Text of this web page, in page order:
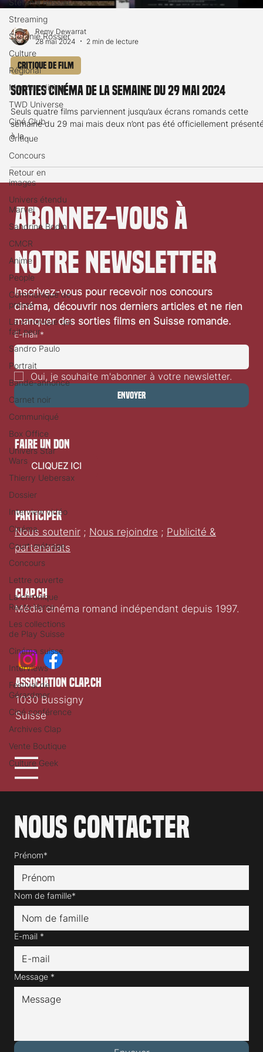
Streaming
Stefanie Rossier
Culture
Régional
Merchandising
TWD Universe
Ciné Club
Critique
Concours
Retour en
images
Univers étendu
Marvel
Sandrine Bodin
CMCR
Anime
People
Communiqué de
presse
La chronique qui
fait peur
Sandro Paulo
Portrait
Bande-annonce
Carnet noir
Communiqué
Box Office
Univers Star
Wars
Thierry Uebersax
Dossier
Interview vidéo
Cinéma
Court-métrage
Concours
Lettre ouverte
La chronique
Recto Verso
Les collections
de Play Suisse
Cinéma suisse
Interviews
Festival de
Gérardmer
Ciné conférence
Archives Clap
Vente Boutique
Culture Geek
Remy Dewarrat
28 mai 2024
2 min de lecture
Critique de film
Sorties cinéma de la semaine du 29 mai 2024
Seuls quatre films parviennent jusqu’aux écrans romands cette
semaine du 29 mai mais deux n’ont pas été officiellement
à la...
Abonnez-vous à
notre newsletter
Inscrivez-vous pour recevoir nos concours
cinéma, découvrir nos derniers articles et ne rien
manquer des sorties films en Suisse romande.
E-mail *
Oui, je souhaite m'abonner à votre newsletter.
Envoyer
Clap.ch
Média cinéma romand indépendant depuis 1997.
Participer
Nous soutenir ; Nous rejoindre ; Publicité &
partenariats
Nous contacter
Prénom*
Nom de famille*
E-mail *
Message *
faire un don
CLIQUEZ ICI
association clap.ch
1030 Bussigny
Suisse